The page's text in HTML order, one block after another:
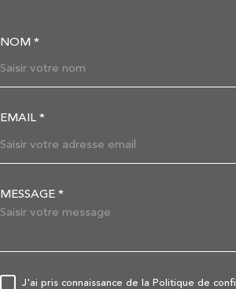
NOM *
EMAIL *
MESSAGE *
J'ai pris connaissance de la Politique de